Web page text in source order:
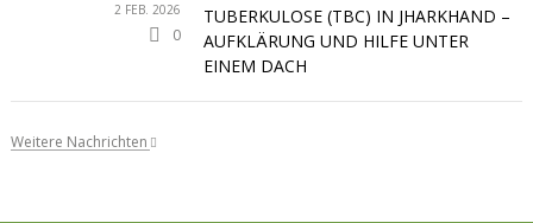
2 FEB. 2026
0
TUBERKULOSE (TBC) IN JHARKHAND –
AUFKLÄRUNG UND HILFE UNTER
EINEM DACH
Weitere Nachrichten